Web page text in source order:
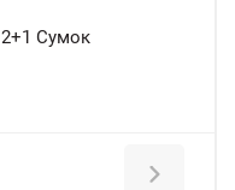
2+1 Сумок